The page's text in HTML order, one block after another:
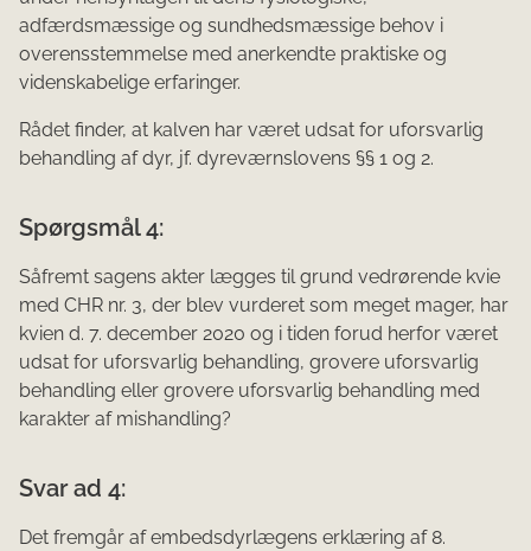
adfærdsmæssige og sundhedsmæssige behov i
overensstemmelse med anerkendte praktiske og
videnskabelige erfaringer.
Rådet finder, at kalven har været udsat for uforsvarlig
behandling af dyr, jf. dyreværnslovens §§ 1 og 2.
Spørgsmål 4:
Såfremt sagens akter lægges til grund vedrørende kvie
med CHR nr. 3, der blev vurderet som meget mager, har
kvien d. 7. december 2020 og i tiden forud herfor været
udsat for uforsvarlig behandling, grovere uforsvarlig
behandling eller grovere uforsvarlig behandling med
karakter af mishandling?
Svar ad 4:
Det fremgår af embedsdyrlægens erklæring af 8.